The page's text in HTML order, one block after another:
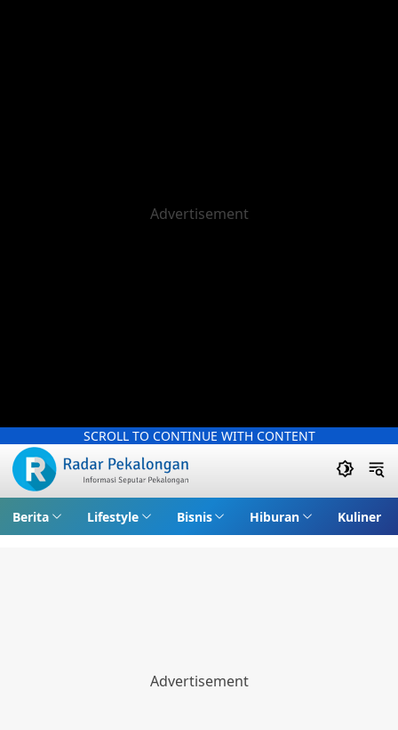
SCROLL TO CONTINUE WITH CONTENT
Berita Lifestyle Bisnis Hiburan Kuliner